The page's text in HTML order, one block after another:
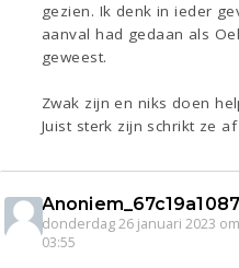
gezien. Ik denk in ieder
aanval had gedaan als
geweest.
Zwak zijn en niks doen
Juist sterk zijn schrikt ze
donderdag 26 januari 2023 om
03:55